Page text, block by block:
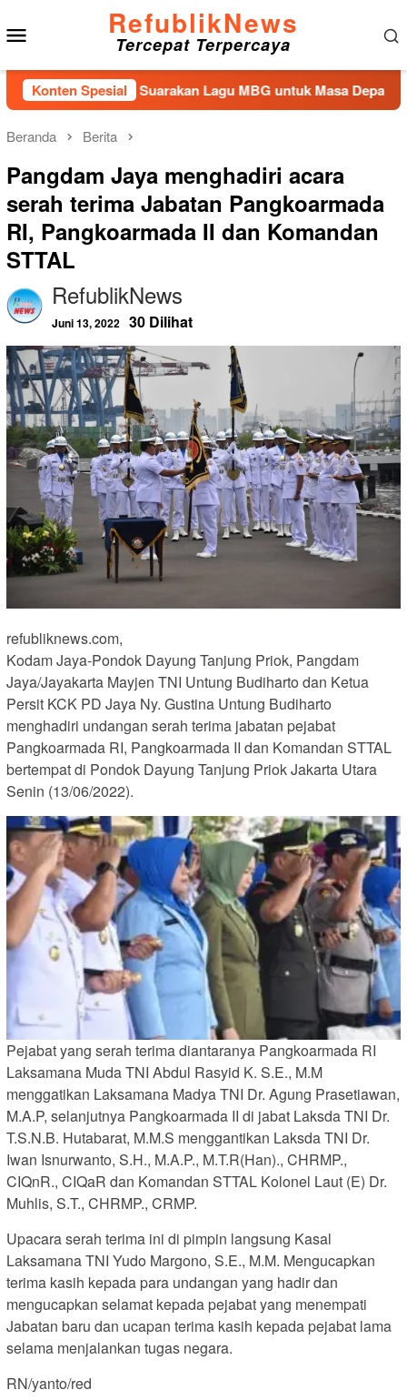
ke
konten
RefublikNews
Tercepat Terpercaya
Konten Spesial
Suarakan Lagu MBG untuk Masa Depan Anak Bangsa
Beranda Berita
Pangdam Jaya menghadiri acara
serah terima Jabatan Pangkoarmada
RI, Pangkoarmada II dan Komandan
STTAL
RefublikNews
Juni 13, 2022 30 Dilihat
refubliknews.com,
Kodam Jaya-Pondok Dayung Tanjung Priok, Pangdam
Jaya/Jayakarta Mayjen TNI Untung Budiharto dan Ketua
Persit KCK PD Jaya Ny. Gustina Untung Budiharto
menghadiri undangan serah terima jabatan pejabat
Pangkoarmada RI, Pangkoarmada II dan Komandan STTAL
bertempat di Pondok Dayung Tanjung Priok Jakarta Utara
Senin (13/06/2022).
Pejabat yang serah terima diantaranya Pangkoarmada RI
Laksamana Muda TNI Abdul Rasyid K. S.E., M.M
menggatikan Laksamana Madya TNI Dr. Agung Prasetiawan,
M.A.P, selanjutnya Pangkoarmada II di jabat Laksda TNI Dr.
T.S.N.B. Hutabarat, M.M.S menggantikan Laksda TNI Dr.
Iwan Isnurwanto, S.H., M.A.P., M.T.R(Han)., CHRMP.,
CIQnR., CIQaR dan Komandan STTAL Kolonel Laut (E) Dr.
Muhlis, S.T., CHRMP., CRMP.
Upacara serah terima ini di pimpin langsung Kasal
Laksamana TNI Yudo Margono, S.E., M.M. Mengucapkan
terima kasih kepada para undangan yang hadir dan
mengucapkan selamat kepada pejabat yang menempati
Jabatan baru dan ucapan terima kasih kepada pejabat lama
selama menjalankan tugas negara.
RN/yanto/red